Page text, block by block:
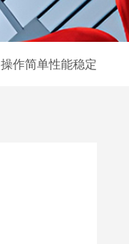
作简单性能稳定